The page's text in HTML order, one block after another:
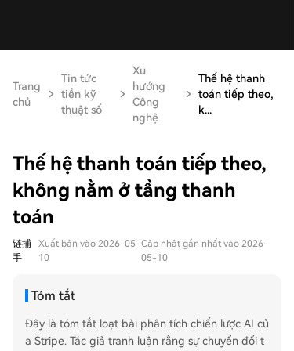
Trang
chủ
Tin tức
tiền kỹ
thuật số
Xu
hướng
Công
nghệ
Thế hệ thanh
toán tiếp theo,
k...
Thế hệ thanh toán tiếp theo,
không nằm ở tầng thanh
toán
链捕
手
Xuất bản vào 2026-05-
10
Cập nhật gần nhất vào 2026-
05-10
Tóm tắt
Đây là tóm tắt loạt bài phân tích chiến lược AI củ
a Stripe. Tác giả tranh luận rằng sự chuyển đổi t